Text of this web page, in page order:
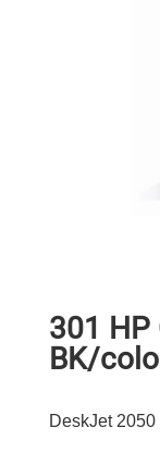
301 HP
BK/
DeskJet